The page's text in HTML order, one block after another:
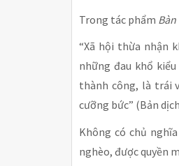
Trong tác phẩm
“Xã hội thừa nhận
những đau khổ
thành công, là trái
cưỡng bức” (Bản
Không có chủ
nghèo, được quyền